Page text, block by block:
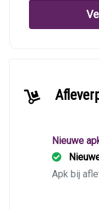
Nieuwe
Apk bij